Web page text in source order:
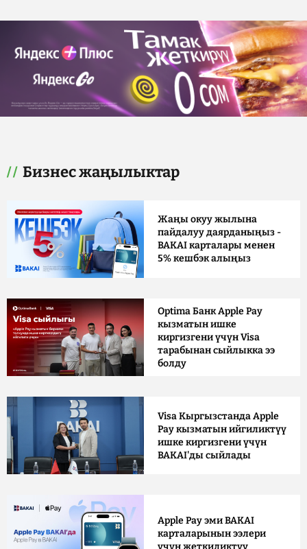
Бизнес жаңылыктар
Жаңы окуу жылына
пайдалуу даярданыңыз -
BAKAI карталары менен
5% кешбэк алыңыз
Optima Банк Apple Pay
кызматын ишке
киргизгени үчүн Visa
тарабынан сыйлыкка ээ
болду
Visa Кыргызстанда Apple
Pay кызматын ийгиликтүү
ишке киргизгени үчүн
BAKAI'ды сыйлады
Apple Pay эми BAKAI
карталарынын ээлери